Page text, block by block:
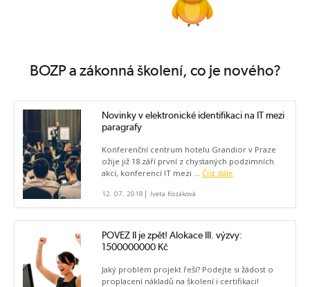
BOZP a zákonná školení, co je nového?
Novinky v elektronické identifikaci na IT mezi
paragrafy
Konferenční centrum hotelu Grandior v Praze
ožije již 18.září první z chystaných podzimních
akcí, konferencí IT mezi ... Číst dále
12. 07. 2018 | Iveta Kozáková
POVEZ II je zpět! Alokace III. výzvy:
1500000000 Kč
Jaký problém projekt řeší? Podejte si žádost o
proplacení nákladů na školení i certifikaci!